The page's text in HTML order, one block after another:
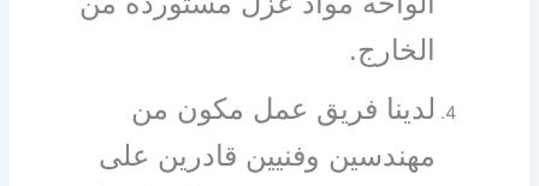
الخارج.
لدينا فريق عمل مكون من
مهندسين وفنيين قادرين على